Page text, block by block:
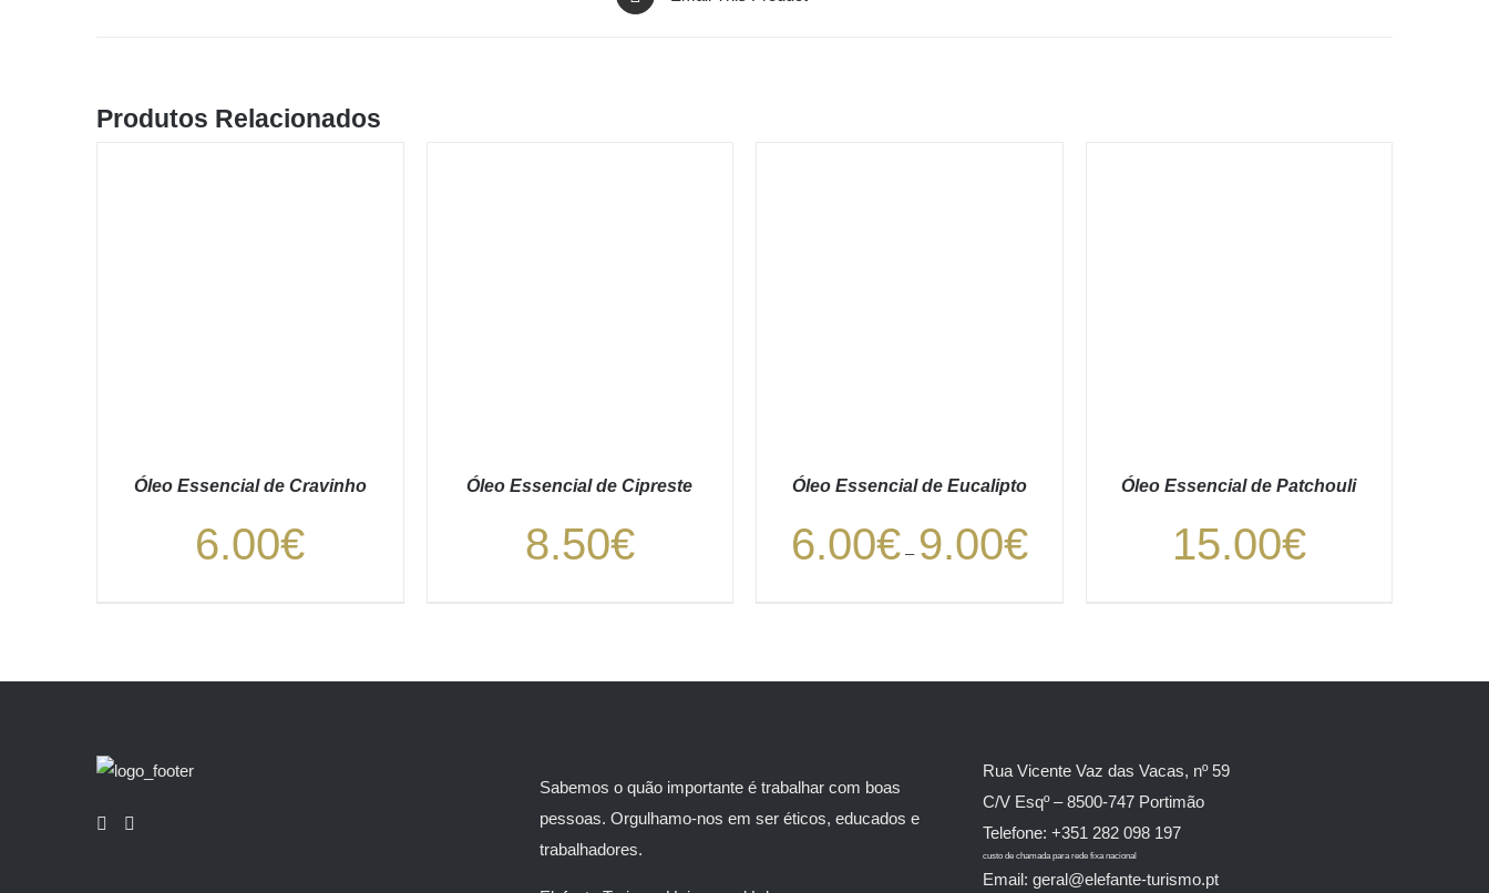
Produtos Relacionados
Óleo Essencial de Cravinho
6.00€
Óleo Essencial de Cipreste
8.50€
Óleo Essencial de Eucalipto
6.00€ – 9.00€range:
Óleo Essencial de Patchouli
15.00€
Sabemos o quão importante é trabalhar com boas
pessoas. Orgulhamo-nos em ser éticos, educados e
trabalhadores.
Rua Vicente Vaz das Vacas, nº 59
C/V Esqº – 8500-747 Portimão
Telefone: +351 282 098 197
custo de chamada para rede fixa nacional
Email: geral@elefante-turismo.pt